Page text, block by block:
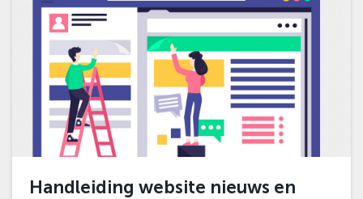
Handleiding website nieuws en